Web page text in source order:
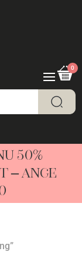
0
50%
– ANGE